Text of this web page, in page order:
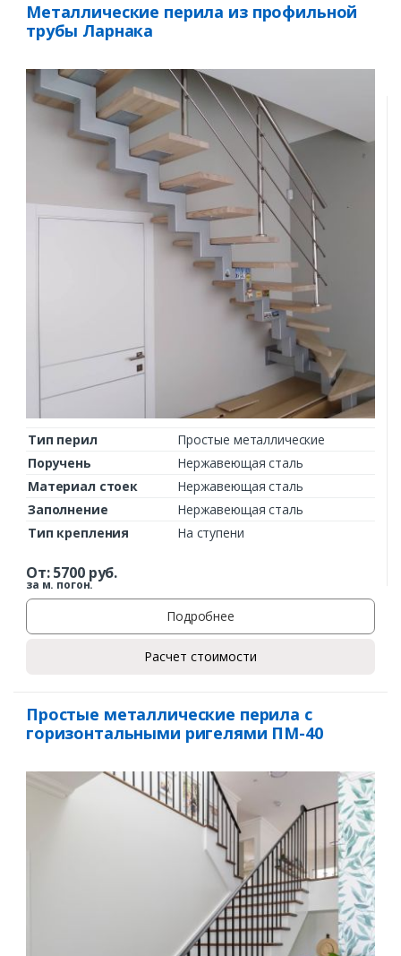
Металлические перила из профильной
трубы Ларнака
Тип перил
Простые металлические
Поручень
Нержавеющая сталь
Материал стоек
Нержавеющая сталь
Заполнение
Нержавеющая сталь
Тип крепления
На ступени
От:5700руб.
за м. погон.
Подробнее
Расчет стоимости
Простые металлические перила с
горизонтальными ригелями ПМ-40